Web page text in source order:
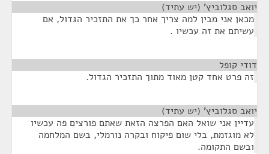
יואב סגלוביץ' (יש עתיד)
מכאן אני מבין למה צריך אחר כך את התזכיר הגדול, אם
עשיתם את זה עכשיו .
דודי קופל
זה פרט אחד קטן מאוד מתוך התזכיר הגדול.
יואב סגלוביץ' (יש עתיד)
עדיין אני שואל האם הפרצה הזאת שאתם פורצים פה עכשיו
לא מוגזמת, בלי שום פיקוח ובקרה נורמלי, בשם המלחמה
ובשם התקומה.